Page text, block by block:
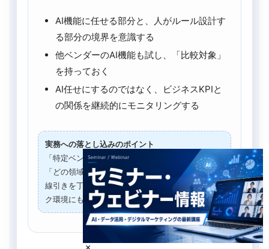
AI機能に任せる部分と、人がルール設計す
る部分の境界を意識する
他ベンダーのAI機能も試し、「比較対象」
を持っておく
AI任せにするのではなく、ビジネスKPIと
の関係を継続的にモニタリングする
実務への落とし込みのポイント
「特定ベンダーを使う／使わない」ではなく、
「どの領域をそのベンダーに任せるか」といった
線引きを丁寧に行うことで、 変化の大きいアドテ
ク環境にも対応しやすくなります。